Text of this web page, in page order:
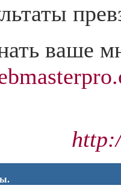
ваше